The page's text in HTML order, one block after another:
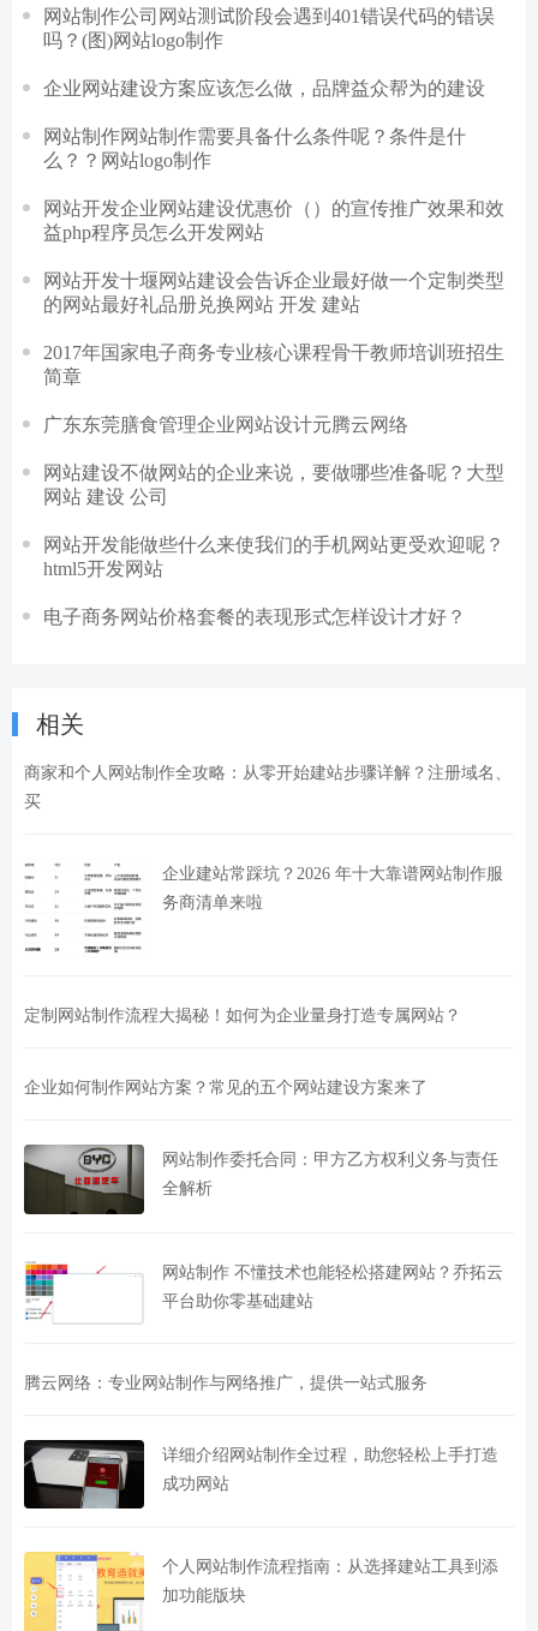
网站制作公司网站测试阶段会遇到401错误代码的错误
吗？(图)网站logo制作
企业网站建设方案应该怎么做，品牌益众帮为的建设
网站制作网站制作需要具备什么条件呢？条件是什
么？？网站logo制作
网站开发企业网站建设优惠价（）的宣传推广效果和效
益php程序员怎么开发网站
网站开发十堰网站建设会告诉企业最好做一个定制类型
的网站最好礼品册兑换网站 开发 建站
2017年国家电子商务专业核心课程骨干教师培训班招生
简章
广东东莞膳食管理企业网站设计元腾云网络
网站建设不做网站的企业来说，要做哪些准备呢？大型
网站 建设 公司
网站开发能做些什么来使我们的手机网站更受欢迎呢？
html5开发网站
电子商务网站价格套餐的表现形式怎样设计才好？
相关
商家和个人网站制作全攻略：从零开始建站步骤详解？注册域名、
买
企业建站常踩坑？2026 年十大靠谱网站制作服
务商清单来啦
定制网站制作流程大揭秘！如何为企业量身打造专属网站？
企业如何制作网站方案？常见的五个网站建设方案来了
网站制作委托合同：甲方乙方权利义务与责任
全解析
网站制作 不懂技术也能轻松搭建网站？乔拓云
平台助你零基础建站
腾云网络：专业网站制作与网络推广，提供一站式服务
详细介绍网站制作全过程，助您轻松上手打造
成功网站
个人网站制作流程指南：从选择建站工具到添
加功能版块